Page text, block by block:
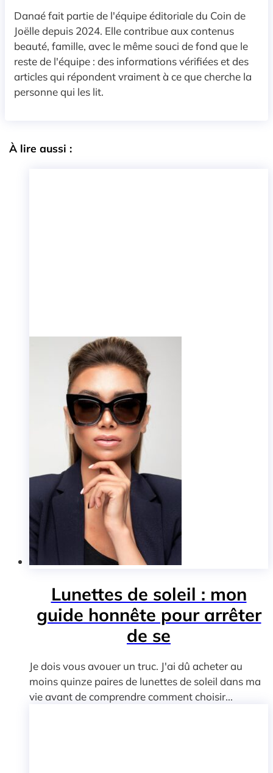
Danaé fait partie de l'équipe éditoriale du Coin de
Joëlle depuis 2024. Elle contribue aux contenus
beauté, famille, avec le même souci de fond que le
reste de l'équipe : des informations vérifiées et des
articles qui répondent vraiment à ce que cherche la
personne qui les lit.
À lire aussi :
Lunettes de soleil : mon
guide honnête pour arrêter
de se
Je dois vous avouer un truc. J'ai dû acheter au
moins quinze paires de lunettes de soleil dans ma
vie avant de comprendre comment choisir...